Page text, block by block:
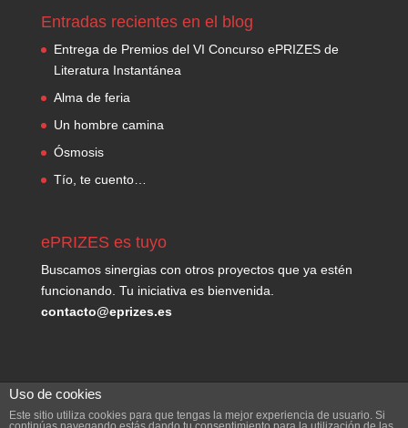
Entradas recientes en el blog
Entrega de Premios del VI Concurso ePRIZES de
Literatura Instantánea
Alma de feria
Un hombre camina
Ósmosis
Tío, te cuento…
ePRIZES es tuyo
Buscamos sinergias con otros proyectos que ya estén
funcionando. Tu iniciativa es bienvenida.
contacto@eprizes.es
Uso de cookies
Este sitio utiliza cookies para que tengas la mejor experiencia de usuario. Si